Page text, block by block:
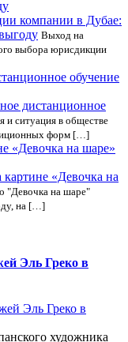
компании в Дубае:
Выход на
выбора юрисдикции
дистанционное
и ситуация в обществе
форм […]
«Девочка на
"Девочка на шаре"
на […]
Эль Греко в
художника